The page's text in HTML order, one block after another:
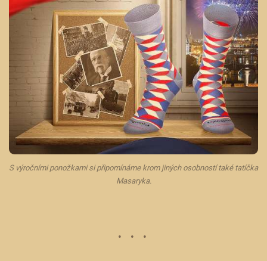
S výročními ponožkami si připomínáme krom jiných osobností také tatíčka
Masaryka.